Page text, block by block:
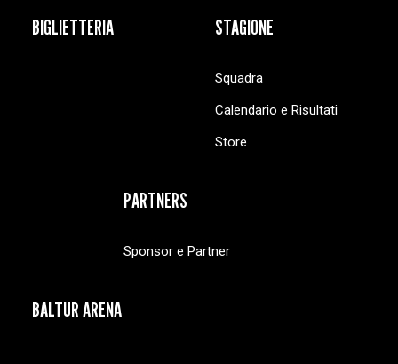
BIGLIETTERIA STAGIONE
Squadra
Calendario e Risultati
Store
PARTNERS
Sponsor e Partner
BALTUR ARENA